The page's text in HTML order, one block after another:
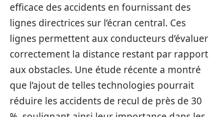
efficace des accidents en fournissant des
lignes directrices sur l’écran central. Ces
lignes permettent aux conducteurs d’évaluer
correctement la distance restant par rapport
aux obstacles. Une étude récente a montré
que l’ajout de telles technologies pourrait
réduire les accidents de recul de près de 30